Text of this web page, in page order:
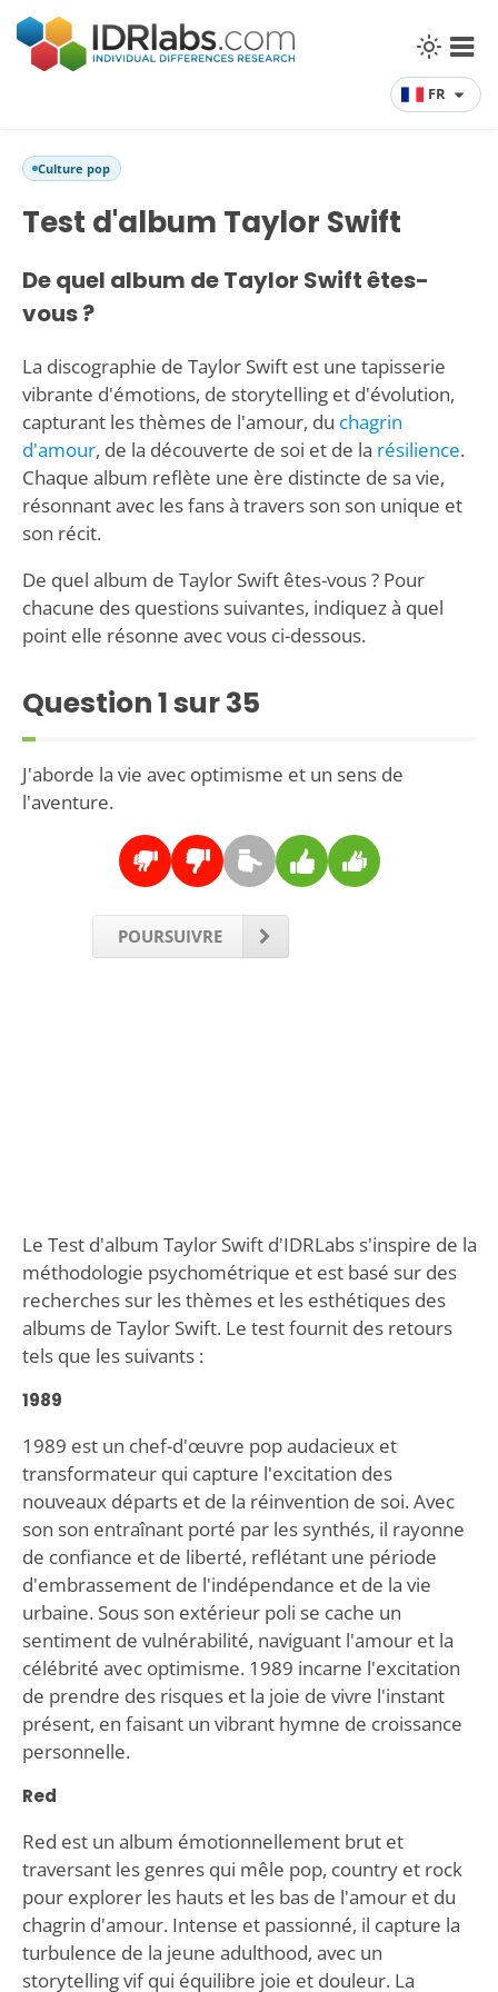
FR
Culture pop
Test d'album Taylor Swift
De quel album de Taylor Swift êtes-
vous ?
La discographie de Taylor Swift est une tapisserie
vibrante d'émotions, de storytelling et d'évolution,
capturant les thèmes de l'amour, du chagrin
d'amour, de la découverte de soi et de la résilience.
Chaque album reflète une ère distincte de sa vie,
résonnant avec les fans à travers son son unique et
son récit.
De quel album de Taylor Swift êtes-vous ? Pour
chacune des questions suivantes, indiquez à quel
point elle résonne avec vous ci-dessous.
Question1sur 35
J'aborde la vie avec optimisme et un sens de
l'aventure.
POURSUIVRE
Le Test d'album Taylor Swift d'IDRLabs s'inspire de la
méthodologie psychométrique et est basé sur des
recherches sur les thèmes et les esthétiques des
albums de Taylor Swift. Le test fournit des retours
tels que les suivants :
1989
1989 est un chef-d'œuvre pop audacieux et
transformateur qui capture l'excitation des
nouveaux départs et de la réinvention de soi. Avec
son son entraînant porté par les synthés, il rayonne
de confiance et de liberté, reflétant une période
d'embrassement de l'indépendance et de la vie
urbaine. Sous son extérieur poli se cache un
sentiment de vulnérabilité, naviguant l'amour et la
célébrité avec optimisme. 1989 incarne l'excitation
de prendre des risques et la joie de vivre l'instant
présent, en faisant un vibrant hymne de croissance
personnelle.
Red
Red est un album émotionnellement brut et
traversant les genres qui mêle pop, country et rock
pour explorer les hauts et les bas de l'amour et du
chagrin d'amour. Intense et passionné, il capture la
turbulence de la jeune adulthood, avec un
storytelling vif qui équilibre joie et douleur. La